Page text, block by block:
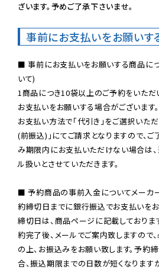
ざいます。予めご了承下さいませ。
事前にお支払いをお願いす
■ 事前にお支払いをお願いする商品に
いて)
1商品につき10袋以上のご予約をいただ
お支払いをお願いする場合がございます
お支払い方法で「代引き」をご選択いた
(前振込)」にてご請求となりますので、ご
み期限内にお支払いただけない場合は
ル扱いとさせていただきます。
■ 予約商品の事前入金についてメーカ
約締切日までに銀行振込でお支払いを
締切日は、商品ページに記載しておりま
約完了後、メールでご案内致しますので
の上、お振込みをお願い致します。予約
合、振込期限までの日数が短くなります